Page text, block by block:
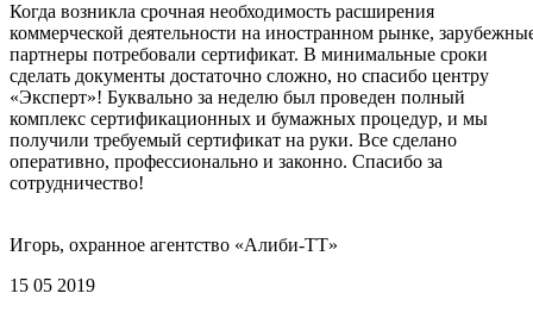
Когда возникла срочная необходимость расширения
коммерческой деятельности на иностранном рынке,
партнеры потребовали сертификат. В минимальные сроки
сделать документы достаточно сложно, но спасибо центру
«Эксперт»! Буквально за неделю был проведен полный
комплекс сертификационных и бумажных процедур, и мы
получили требуемый сертификат на руки. Все сделано
оперативно, профессионально и законно. Спасибо за
сотрудничество!
Игорь, охранное агентство «Алиби-ТТ»
15 05 2019